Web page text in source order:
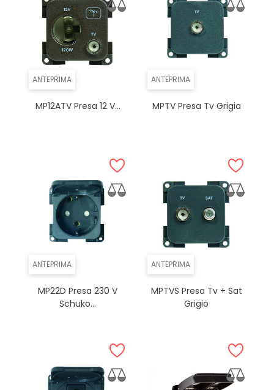
ANTEPRIMA
MP12ATV Presa 12 V...
ANTEPRIMA
MPTV Presa Tv Grigia
ANTEPRIMA
MP22D Presa 230 V
Schuko...
ANTEPRIMA
MPTVS Presa Tv + Sat
Grigio